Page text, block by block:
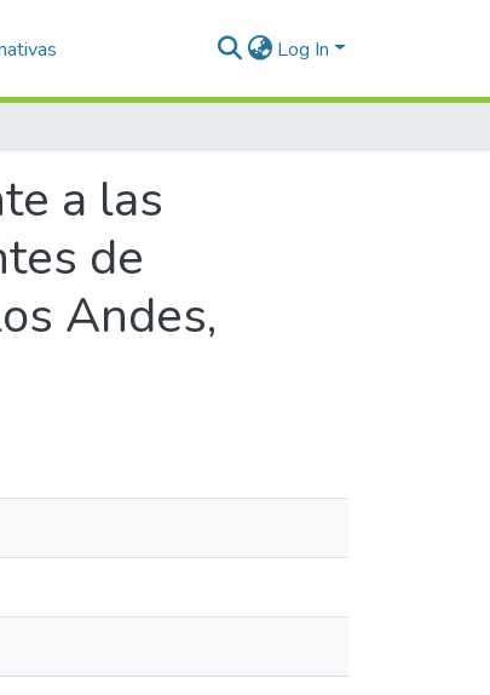
Log In
a las
de
Andes,